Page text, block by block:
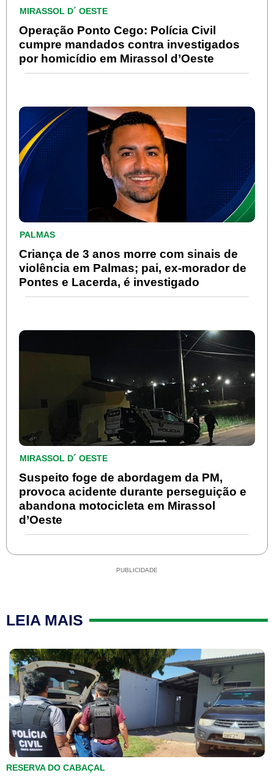
MIRASSOL D´ OESTE
Operação Ponto Cego: Polícia Civil
cumpre mandados contra investigados
por homicídio em Mirassol d’Oeste
PALMAS
Criança de 3 anos morre com sinais de
violência em Palmas; pai, ex-morador de
Pontes e Lacerda, é investigado
MIRASSOL D´ OESTE
Suspeito foge de abordagem da PM,
provoca acidente durante perseguição e
abandona motocicleta em Mirassol
d’Oeste
PUBLICIDADE
LEIA MAIS
RESERVA DO CABAÇAL